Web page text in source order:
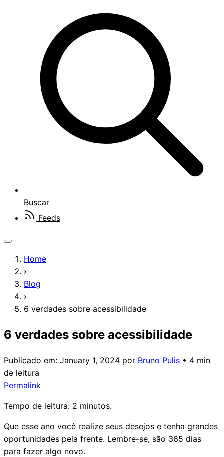
Buscar
Feeds
Home
›
Blog
›
6 verdades sobre acessibilidade
6 verdades sobre acessibilidade
Publicado em: January 1, 2024 por Bruno Pulis • 4 min
de leitura
Permalink
Tempo de leitura: 2 minutos.
Que esse ano você realize seus desejos e tenha grandes
oportunidades pela frente. Lembre-se, são 365 dias
para fazer algo novo.